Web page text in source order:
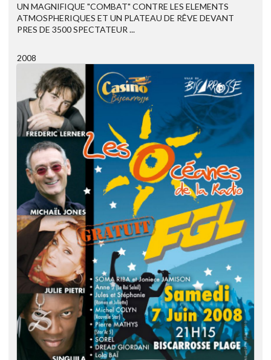
UN MAGNIFIQUE "COMBAT" CONTRE LES ELEMENTS
ATMOSPHERIQUES ET UN PLATEAU DE RÊVE DEVANT
PRES DE 3500 SPECTATEUR ...
2008